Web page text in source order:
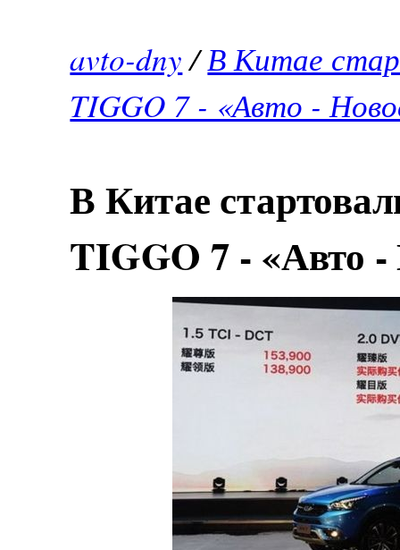
avto-dny/В Китае
TIGGO 7 - «Авто -
В Китае
TIGGO 7 - «Авто -